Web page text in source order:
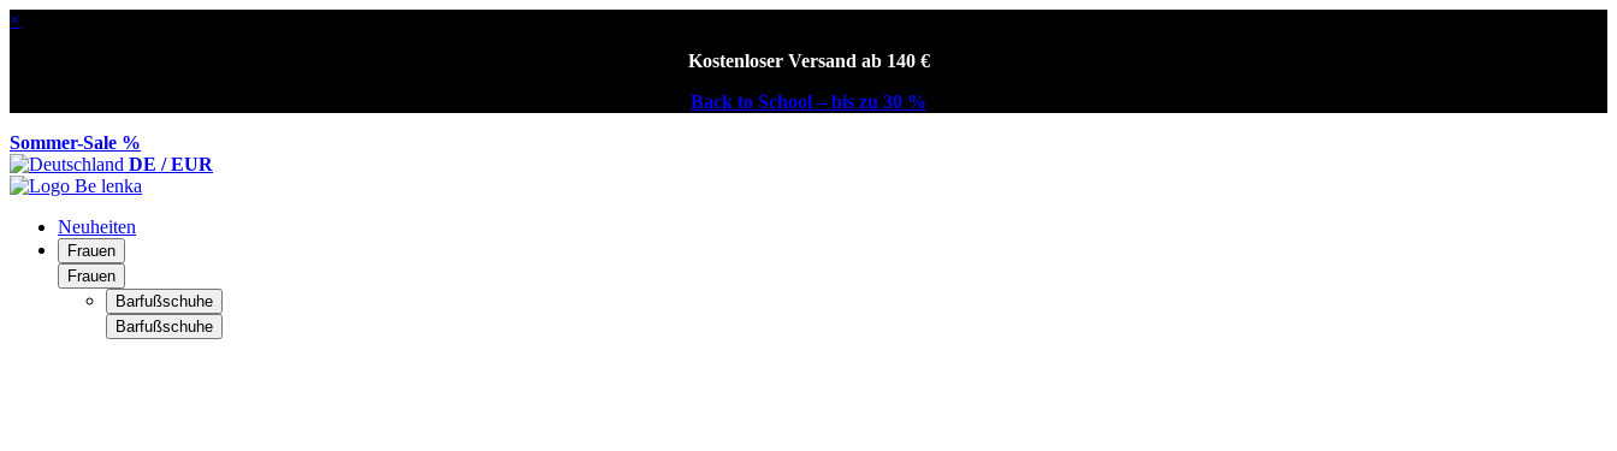
×
Kostenloser Versand ab 140 €
Back to School – bis zu 30 %
Sommer-Sale %
DE / EUR
Neuheiten
Frauen
Frauen
Barfußschuhe
Barfußschuhe